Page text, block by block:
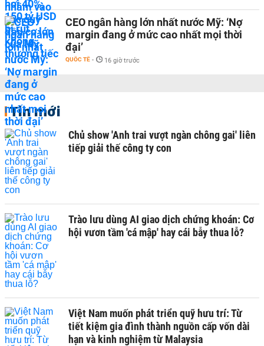
CEO ngân hàng lớn nhất nước Mỹ: ‘Nợ
margin đang ở mức cao nhất mọi thời
đại’
QUỐC TẾ - 16 giờ trước
Tin mới
Chủ show 'Anh trai vượt ngàn chông gai' liên
tiếp giải thế công ty con
Trào lưu dùng AI giao dịch chứng khoán: Cơ
hội vươn tầm 'cá mập' hay cái bẫy thua lỗ?
Việt Nam muốn phát triển quỹ hưu trí: Từ
tiết kiệm gia đình thành nguồn cấp vốn dài
hạn và kinh nghiệm từ Malaysia